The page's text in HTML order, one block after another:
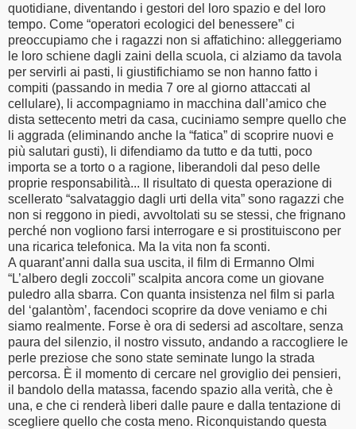
quotidiane, diventando i gestori del loro spazio e del loro
tempo. Come “operatori ecologici del benessere” ci
preoccupiamo che i ragazzi non si affatichino: alleggeriamo
le loro schiene dagli zaini della scuola, ci alziamo da tavola
per servirli ai pasti, li giustifichiamo se non hanno fatto i
compiti (passando in media 7 ore al giorno attaccati al
cellulare), li accompagniamo in macchina dall’amico che
dista settecento metri da casa, cuciniamo sempre quello che
li aggrada (eliminando anche la “fatica” di scoprire nuovi e
più salutari gusti), li difendiamo da tutto e da tutti, poco
importa se a torto o a ragione, liberandoli dal peso delle
proprie responsabilità... Il risultato di questa operazione di
scellerato “salvataggio dagli urti della vita” sono ragazzi che
non si reggono in piedi, avvoltolati su se stessi, che frignano
perché non vogliono farsi interrogare e si prostituiscono per
una ricarica telefonica. Ma la vita non fa sconti.
A quarant’anni dalla sua uscita, il film di Ermanno Olmi
“L’albero degli zoccoli” scalpita ancora come un giovane
puledro alla sbarra. Con quanta insistenza nel film si parla
del ‘galantòm’, facendoci scoprire da dove veniamo e chi
siamo realmente. Forse è ora di sedersi ad ascoltare, senza
paura del silenzio, il nostro vissuto, andando a raccogliere le
perle preziose che sono state seminate lungo la strada
percorsa. È il momento di cercare nel groviglio dei pensieri,
il bandolo della matassa, facendo spazio alla verità, che è
una, e che ci renderà liberi dalle paure e dalla tentazione di
scegliere quello che costa meno. Riconquistando questa